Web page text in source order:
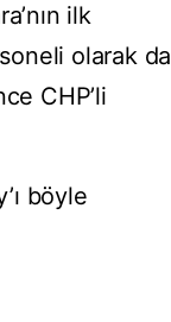
ilk
olarak da
CHP’li
böyle